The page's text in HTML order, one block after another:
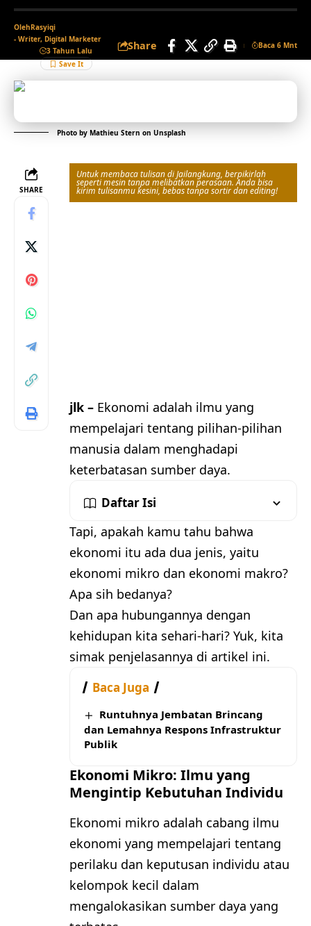
OlehRasyiqi
- Writer, Digital Marketer
3 Tahun Lalu
Share Baca 6 Mnt
Photo by Mathieu Stern on Unsplash
SHARE
Untuk membaca tulisan di Jailangkung, berpikirlah
seperti mesin tanpa melibatkan perasaan. Anda bisa
kirim tulisanmu kesini, bebas tanpa sortir dan editing!
jlk – Ekonomi adalah ilmu yang
mempelajari tentang pilihan-pilihan
manusia dalam menghadapi
keterbatasan sumber daya.
Daftar Isi
Tapi, apakah kamu tahu bahwa
ekonomi itu ada dua jenis, yaitu
ekonomi mikro dan ekonomi makro?
Apa sih bedanya?
Dan apa hubungannya dengan
kehidupan kita sehari-hari? Yuk, kita
simak penjelasannya di artikel ini.
Baca Juga
Runtuhnya Jembatan Brincang
dan Lemahnya Respons Infrastruktur
Publik
Ekonomi Mikro: Ilmu yang
Mengintip Kebutuhan Individu
Ekonomi mikro adalah cabang ilmu
ekonomi yang mempelajari tentang
perilaku dan keputusan individu atau
kelompok kecil dalam
mengalokasikan sumber daya yang